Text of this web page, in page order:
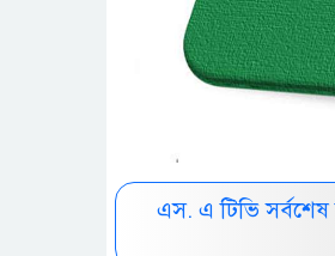
এস. এ টিভি